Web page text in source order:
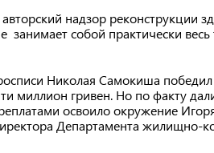
надзор реконструкции
занимает собой практически весь
Николая Самокиша
миллион гривен. Но по факту
освоило окружение
Департамента жилищно-